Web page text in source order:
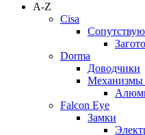
A-Z
Cisa
Dorma
Доводчики
Механизмы
Falcon Eye
Замки